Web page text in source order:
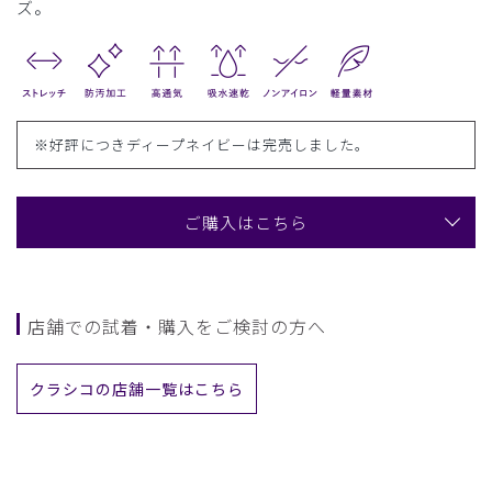
ズ。
※好評につきディープネイビーは完売しました。
ご購入はこちら
店舗での試着・購入をご検討の方へ
クラシコの店舗一覧はこちら